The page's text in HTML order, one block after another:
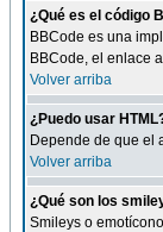
¿Qué es el código
BBCode es una
BBCode, el enlace
Volver arriba
¿Puedo usar
Depende de que el
Volver arriba
¿Qué son los
Smileys o